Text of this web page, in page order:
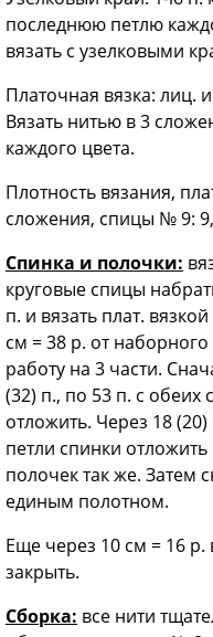
последнюю петлю
вязать с узелковыми
Платочная вязка: лиц.
Вязать нитью в 3
каждого цвета.
Плотность вязания,
сложения, спицы № 9:
Спинка и полочки:
круговые спицы
п. и вязать плат.
см = 38 р. от
работу на 3 части.
(32) п., по 53 п. с обеих
отложить. Через 18
петли спинки
полочек так же. Затем
единым полотном.
Еще через 10 см = 16
закрыть.
Сборка: все нити